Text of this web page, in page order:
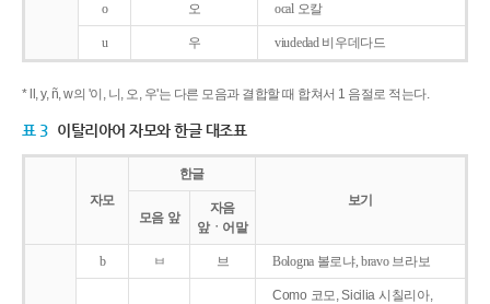
o 오 ocal 오칼
u 우 viudedad 비우데다드
* ll, y, ñ, w의 '이, 니, 오, 우'는 다른 모음과 결합할 때 합쳐서 1 음절로 적는다.
표 3 이탈리아어 자모와 한글 대조표
자모
한글
보기
모음 앞
자음
앞ㆍ어말
b ㅂ 브 Bologna 볼로냐, bravo 브라보
Como 코모, Sicilia 시칠리아,